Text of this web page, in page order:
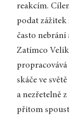
reakcím.
podat zážitek
často
Zatímco
propracovává
skáče ve
a nezřetelně
přitom